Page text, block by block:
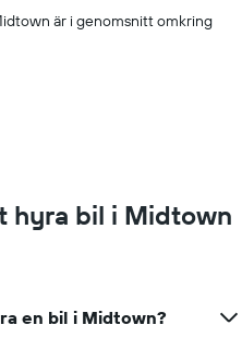
är i genomsnitt omkring
hyra bil i Midtown
en bil i Midtown?